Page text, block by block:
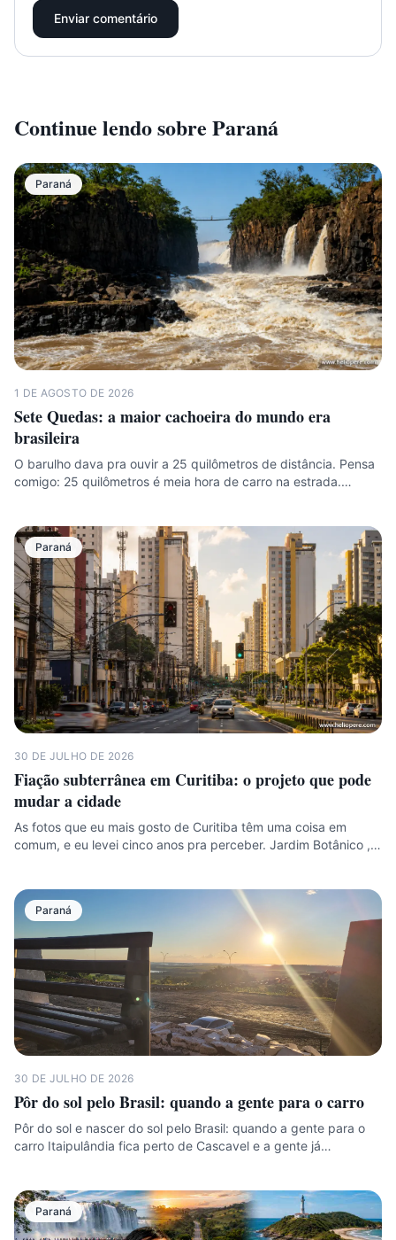
Enviar comentário
Continue lendo sobre Paraná
Paraná
1 DE AGOSTO DE 2026
Sete Quedas: a maior cachoeira do mundo era
brasileira
O barulho dava pra ouvir a 25 quilômetros de distância. Pensa
comigo: 25 quilômetros é meia hora de carro na estrada.…
Paraná
30 DE JULHO DE 2026
Fiação subterrânea em Curitiba: o projeto que pode
mudar a cidade
As fotos que eu mais gosto de Curitiba têm uma coisa em
comum, e eu levei cinco anos pra perceber. Jardim Botânico ,…
Paraná
30 DE JULHO DE 2026
Pôr do sol pelo Brasil: quando a gente para o carro
Pôr do sol e nascer do sol pelo Brasil: quando a gente para o
carro Itaipulândia fica perto de Cascavel e a gente já…
Paraná